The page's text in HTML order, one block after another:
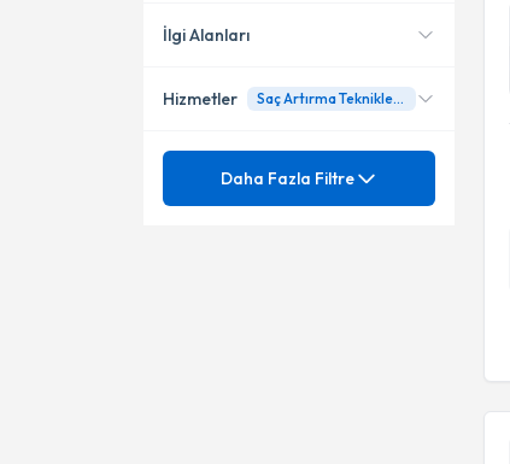
Akupunktur
Kupa Terapi(Hacamat)
Mezoterapi
İlgi Alanları
Ağrı Tedavisi
Hizmetler Saç Artırma Teknikleri ve Tedavileri
Mezuniyet
Daha Fazla Filtre